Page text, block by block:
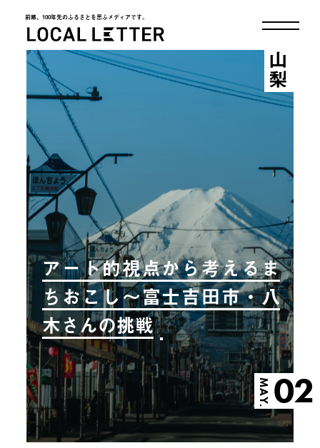
前略、100年先のふるさとを思ふメディアです。
LOCAL LETTER
アート的視点から考えるま
ちおこし～富士吉田市・八
木さんの挑戦
MAY. 02
山梨